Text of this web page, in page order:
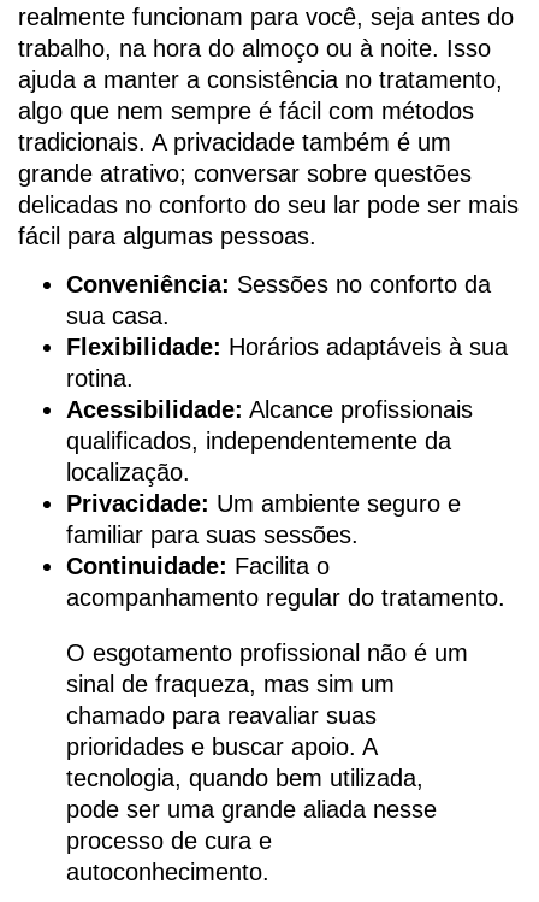
realmente funcionam para você, seja antes do
trabalho, na hora do almoço ou à noite. Isso
ajuda a manter a consistência no tratamento,
algo que nem sempre é fácil com métodos
tradicionais. A privacidade também é um
grande atrativo; conversar sobre questões
delicadas no conforto do seu lar pode ser mais
fácil para algumas pessoas.
Conveniência: Sessões no conforto da
sua casa.
Flexibilidade: Horários adaptáveis à sua
rotina.
Acessibilidade: Alcance profissionais
qualificados, independentemente da
localização.
Privacidade: Um ambiente seguro e
familiar para suas sessões.
Continuidade: Facilita o
acompanhamento regular do tratamento.
O esgotamento profissional não é um
sinal de fraqueza, mas sim um
chamado para reavaliar suas
prioridades e buscar apoio. A
tecnologia, quando bem utilizada,
pode ser uma grande aliada nesse
processo de cura e
autoconhecimento.